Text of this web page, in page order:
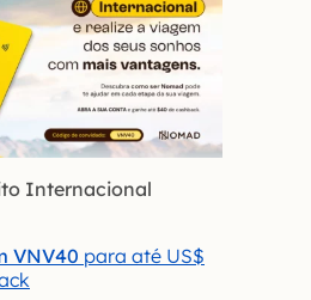
Internacional
VNV40 para até US$